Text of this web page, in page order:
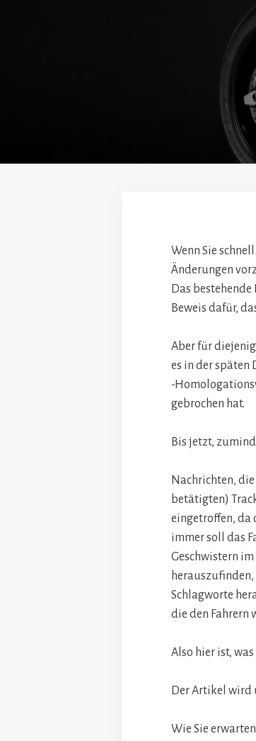
Wenn Sie
Änderungen
Das
Beweis dafür,
Aber für
es in der späten
-
gebrochen hat.
Bis jetzt,
Nachrichten,
betätigten)
eingetroffen, da
immer soll das
Geschwistern
Schlagworte
die den Fahrern
Also hier ist,
Der Artikel wird
Wie Sie